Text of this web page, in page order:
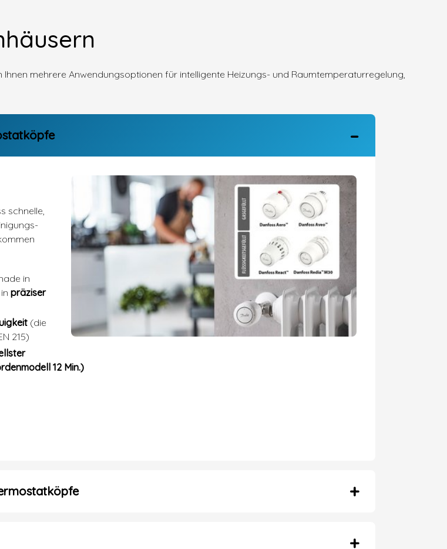
mehrere Anwendungsoptionen für intelligente Heizungs- und Raumtemperaturregelung,
schnelle,
in
präziser
(die
215)
12 Min.)